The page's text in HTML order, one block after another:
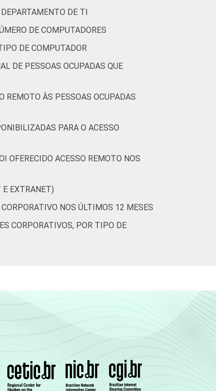
1,5
de 2015.
DE TI
DE COMPUTADORES
DE COMPUTADOR
DE PESSOAS OCUPADAS QUE
PARA O ACESSO
OFERECIDO ACESSO REMOTO NOS
E EXTRANET)
NOS ÚLTIMOS 12 MESES
CORPORATIVOS, POR TIPO DE